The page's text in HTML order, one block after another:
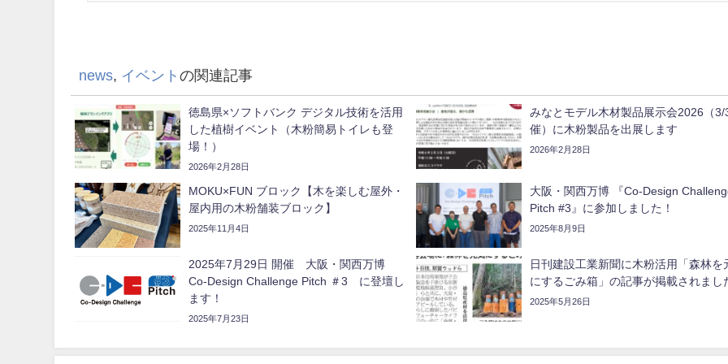
news, イベントの関連記事
徳島県×ソフトバンク デジタル技術を活用
した植樹イベント（木粉簡易トイレも登
場！）
2026年2月28日
みなとモデル木材製品展示会2026（3/
催）に木粉製品を出展します
2026年2月28日
MOKU×FUN ブロック【木を楽しむ屋外・
屋内用の木粉舗装ブロック】
2025年11月4日
大阪・関西万博 『Co-Design
Pitch #3』に参加しました！
2025年8月9日
2025年7月29日 開催 大阪・関西万博
Co-Design Challenge Pitch ＃3 に登壇し
ます！
2025年7月23日
日刊建設工業新聞に木粉活用「森林を
にするごみ箱」の記事が掲載されまし
2025年5月26日